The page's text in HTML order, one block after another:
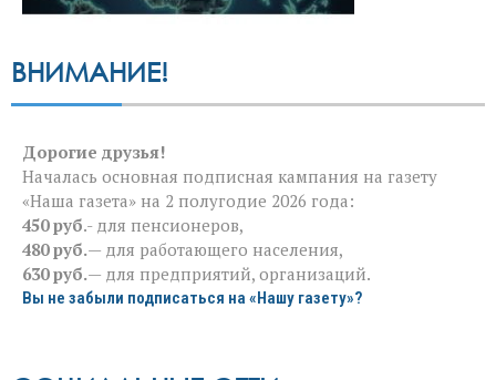
ВНИМАНИЕ!
Дорогие друзья!
Началась основная подписная кампания на газету
«Наша газета» на 2 полугодие 2026 года:
450 руб.- для пенсионеров,
480 руб.— для работающего населения,
630 руб.— для предприятий, организаций.
Вы не забыли подписаться на «Нашу газету»?